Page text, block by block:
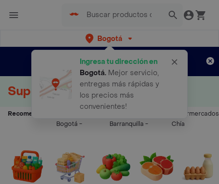
Bogotá
Ingresa tu dirección en
Bogotá. Mejor servicio,
entregas más rápidas y
los precios más
convenientes!
envíos gratis por semanas
Aplican TyC
Supermercados a Domicilio
Recomendados:
Bogotá -
Barranquilla -
Supermercados
Chía